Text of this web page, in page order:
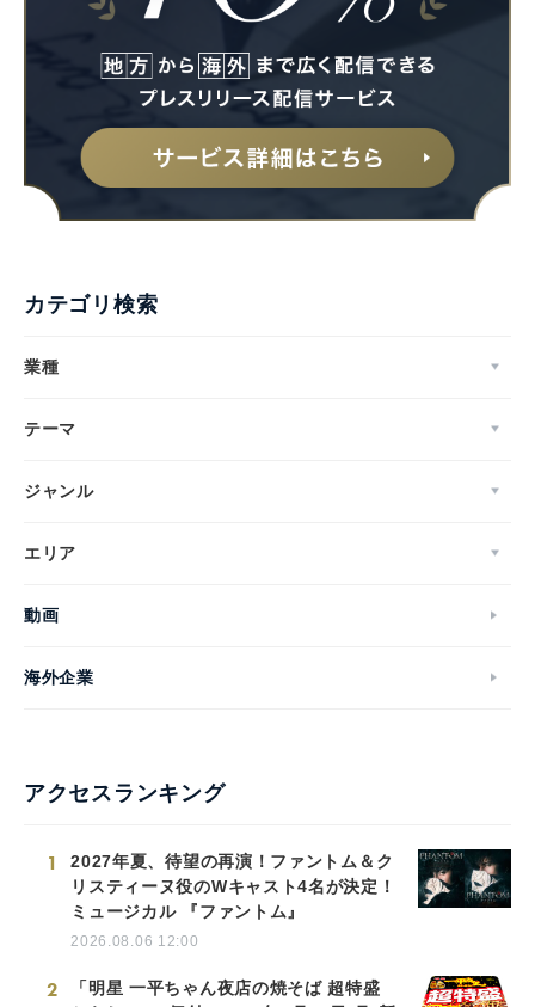
カテゴリ検索
業種
テーマ
ジャンル
エリア
動画
海外企業
アクセスランキング
1
2027年夏、待望の再演！ファントム＆ク
リスティーヌ役のWキャスト4名が決定！
ミュージカル 『ファントム』
2026.08.06 12:00
2
「明星 一平ちゃん夜店の焼そば 超特盛